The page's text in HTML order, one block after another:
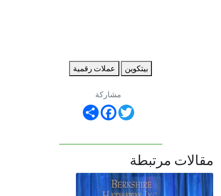
بيتكوين عملات رقمية
مشاركة
Share
FacebookTwitter
مقالات مرتبطة